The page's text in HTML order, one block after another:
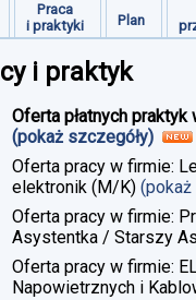
Praca
i praktyki
Plan
i praktyk
Oferta płatnych
(pokaż szczegóły)
Oferta pracy w firmie:
elektronik (M/K) (pokaż
Oferta pracy w firmie:
Asystentka / Starszy
Oferta pracy w firmie:
Napowietrznych i